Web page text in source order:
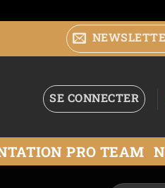
SE CONNECTER
PRO TEAM